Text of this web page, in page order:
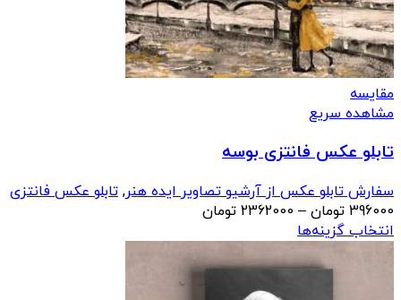
مقایسه
مشاهده سریع
تابلو عکس فانتزی بوسه
سفارش تابلو عکس از آرشیو تصاویر ایده هنر, تابلو عکس فانتزی
396000 تومان –
2362000 تومانمحدوده
تا
2362000 تومان
انتخاب گزینه‌ها